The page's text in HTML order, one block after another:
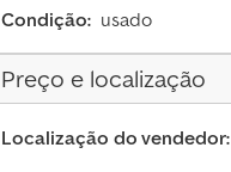
Condição: usado
Preço e localização
Localização do vendedor: